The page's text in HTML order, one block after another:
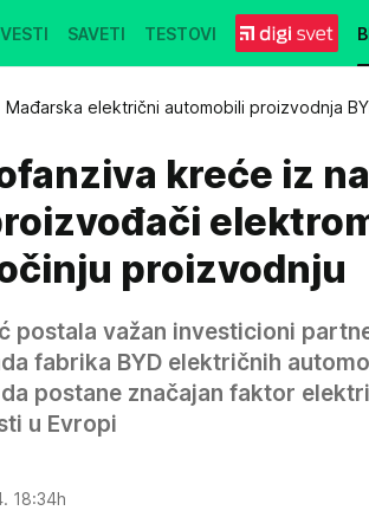
VESTI SAVETI TESTOVI
Mađarska električni automobili proizvodnja
kreće iz
proizvodnju
postala važan investicioni
fabrika BYD električnih
postane značajan faktor
u Evropi
18:34h